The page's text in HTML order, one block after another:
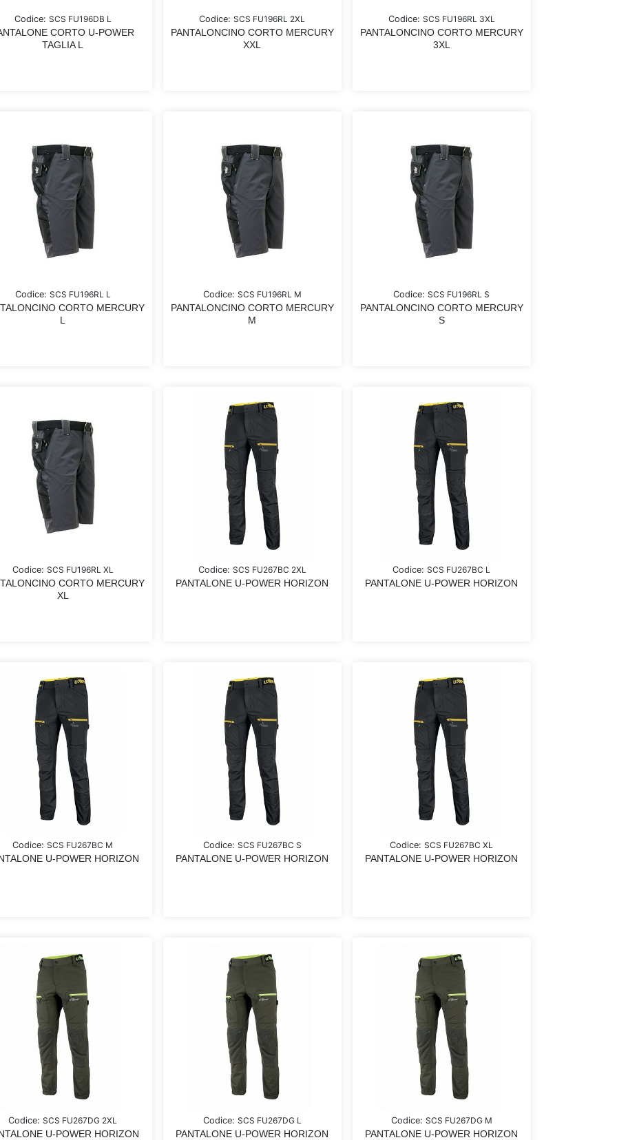
Codice: SCS FU196DB L
CORTO U-POWER
TAGLIA L
Codice:SCS FU196RL 2XL
PANTALONCINO CORTO MERCURY
XXL
Codice: SCS FU196RL 3XL
PANTALONCINO CORTO MERCURY
3XL
Codice: SCS FU196RL L
CORTO MERCURY
L
Codice: SCS FU196RL M
PANTALONCINO CORTO MERCURY
M
Codice:SCS FU196RL S
PANTALONCINO CORTO MERCURY
S
Codice: SCS FU196RL XL
CORTO MERCURY
XL
Codice: SCS FU267BC 2XL
PANTALONE U-POWER HORIZON
Codice:SCS FU267BC L
PANTALONE U-POWER HORIZON
Codice:SCS FU267BC M
U-POWER HORIZON
Codice: SCS FU267BC S
PANTALONE U-POWER HORIZON
Codice:SCS FU267BC XL
PANTALONE U-POWER HORIZON
Codice:SCS FU267DG 2XL
U-POWER HORIZON
Codice: SCS FU267DG L
PANTALONE U-POWER HORIZON
Codice: SCS FU267DG M
PANTALONE U-POWER HORIZON